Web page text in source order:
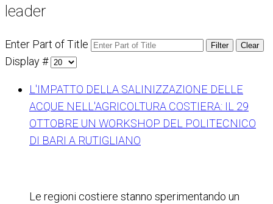
leader
Enter Part of Title Filter Clear
Display #
L'IMPATTO DELLA SALINIZZAZIONE DELLE
ACQUE NELL'AGRICOLTURA COSTIERA: IL 29
OTTOBRE UN WORKSHOP DEL POLITECNICO
DI BARI A RUTIGLIANO
Le regioni costiere stanno sperimentando un